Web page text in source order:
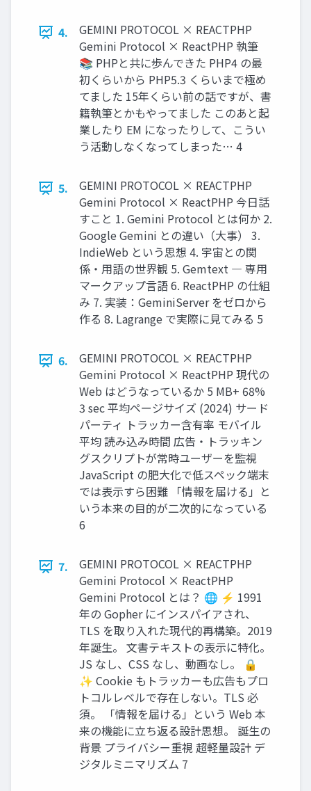
4.
GEMINI PROTOCOL × REACTPHP
Gemini Protocol × ReactPHP 執筆
📚 PHPと共に歩んできた PHP4 の最
初くらいから PHP5.3 くらいまで極め
てました 15年くらい前の話ですが、書
籍執筆とかもやってました このあと起
業したり EM になったりして、こうい
う活動しなくなってしまった… 4
5.
GEMINI PROTOCOL × REACTPHP
Gemini Protocol × ReactPHP 今日話
すこと 1. Gemini Protocol とは何か 2.
Google Gemini との違い（大事） 3.
IndieWeb という思想 4. 宇宙との関
係・用語の世界観 5. Gemtext ― 専用
マークアップ言語 6. ReactPHP の仕組
み 7. 実装：GeminiServer をゼロから
作る 8. Lagrange で実際に見てみる 5
6.
GEMINI PROTOCOL × REACTPHP
Gemini Protocol × ReactPHP 現代の
Web はどうなっているか 5 MB+ 68%
3 sec 平均ページサイズ (2024) サード
パーティ トラッカー含有率 モバイル
平均 読み込み時間 広告・トラッキン
グスクリプトが常時ユーザーを監視
JavaScript の肥大化で低スペック端末
では表示すら困難 「情報を届ける」と
いう本来の目的が二次的になっている
6
7.
GEMINI PROTOCOL × REACTPHP
Gemini Protocol × ReactPHP
Gemini Protocol とは？ 🌐 ⚡ 1991
年の Gopher にインスパイアされ、
TLS を取り入れた現代的再構築。2019
年誕生。 文書テキストの表示に特化。
JS なし、CSS なし、動画なし。 🔒
✨ Cookie もトラッカーも広告もプロ
トコルレベルで存在しない。TLS 必
須。 「情報を届ける」という Web 本
来の機能に立ち返る設計思想。 誕生の
背景 プライバシー重視 超軽量設計 デ
ジタルミニマリズム 7